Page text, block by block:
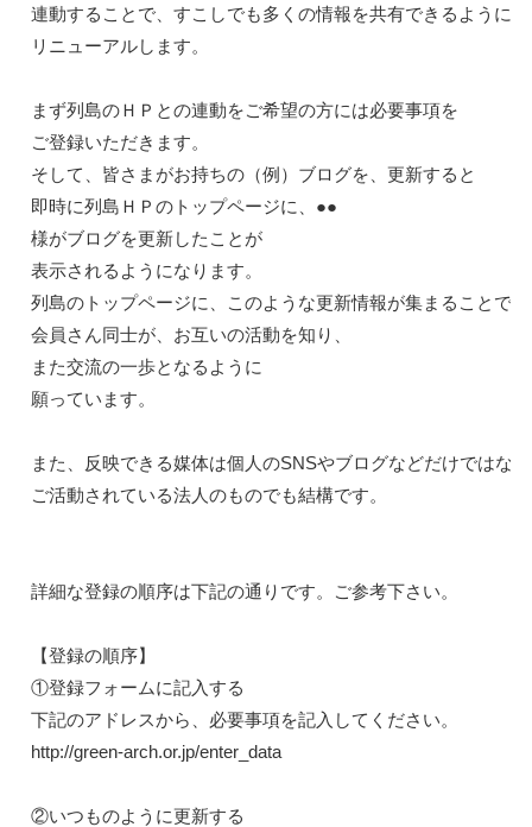
連動することで、すこしでも多くの情報を共有できるように
リニューアルします。
まず列島のＨＰとの連動をご希望の方には必要事項を
ご登録いただきます。
そして、皆さまがお持ちの（例）ブログを、更新すると
即時に列島ＨＰのトップページに、●●
様がブログを更新したことが
表示されるようになります。
列島のトップページに、このような更新情報が集まることで
会員さん同士が、お互いの活動を知り、
また交流の一歩となるように
願っています。
また、反映できる媒体は個人のSNSやブログなどだけではな
ご活動されている法人のものでも結構です。
詳細な登録の順序は下記の通りです。ご参考下さい。
【登録の順序】
①登録フォームに記入する
http://green-arch.or.jp/enter_data
②いつものように更新する